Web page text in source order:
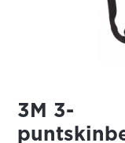
3M 3-